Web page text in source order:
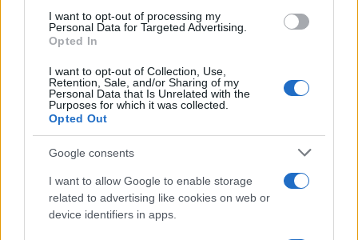
I want to opt-out of processing my
Personal Data for Targeted Advertising.
Opted In
I want to opt-out of Collection, Use,
Retention, Sale, and/or Sharing of my
Personal Data that Is Unrelated with the
Purposes for which it was collected.
Opted Out
Google consents
I want to allow Google to enable storage
related to advertising like cookies on web or
device identifiers in apps.
Continua a leggere